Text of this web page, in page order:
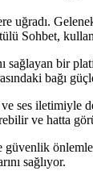
Sohbet,
bir
bağı
iletimiyle
ve hatta
sağlıyor.